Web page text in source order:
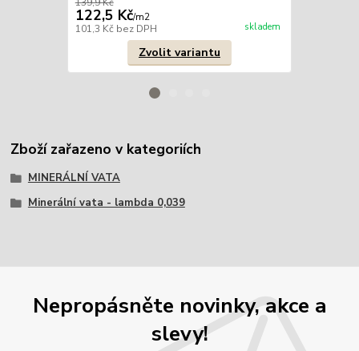
122,5 Kč/m2
101,3 Kč bez DPH skladem
Zvolit variantu
Zboží zařazeno v kategoriích
MINERÁLNÍ VATA
Minerální vata - lambda 0,039
Nepropásněte novinky, akce a
slevy!